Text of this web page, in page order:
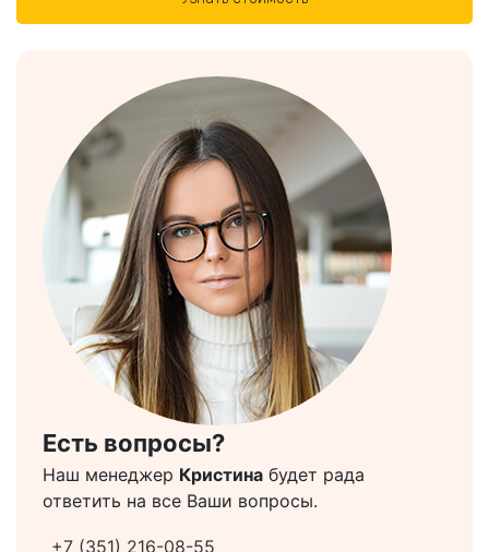
Есть вопросы?
Наш менеджер Кристина будет рада
ответить на все Ваши вопросы.
+7 (351) 216-08-55